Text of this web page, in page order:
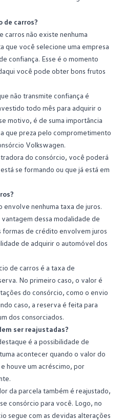
de carros?
carros não existe nenhuma
que você selecione uma empresa
confiança. Esse é o momento
você pode obter bons frutos
não transmite confiança é
todo mês para adquirir o
motivo, é de suma importância
que preza pelo comprometimento
Volkswagen.
do consórcio, você poderá
se formando ou que já está em
envolve nenhuma taxa de juros.
dessa modalidade de
formas de crédito envolvem juros
de adquirir o automóvel dos
de carros é a taxa de
No primeiro caso, o valor é
do consórcio, como o envio
caso, a reserva é feita para
dos consorciados.
ser reajustadas?
é a possibilidade de
acontecer quando o valor do
houve um acréscimo, por
da parcela também é reajustado,
consórcio para você. Logo, no
segue com as devidas alterações